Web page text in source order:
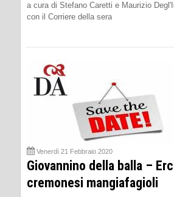
a cura di Stefano Caretti e Maurizio
con il Corriere della sera
Venerdì 21 Febbraio 2020
Giovannino della balla –
cremonesi mangiafagioli